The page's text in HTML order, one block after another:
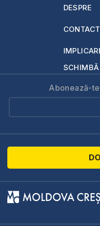
DESPRE
Abonează-